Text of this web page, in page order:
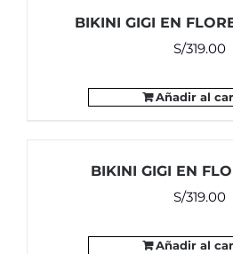
BIKINI GIGI EN
S/319.00
Añadir al
BIKINI GIGI EN
S/319.00
Añadir al